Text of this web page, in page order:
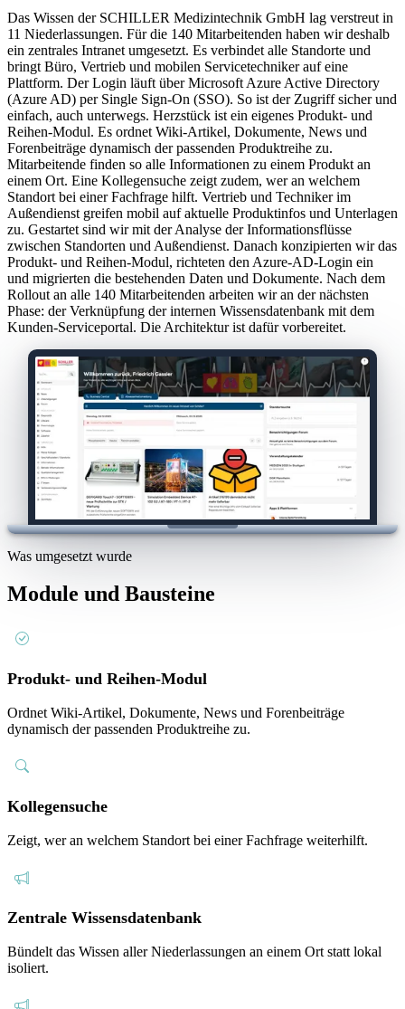
Das Wissen der SCHILLER Medizintechnik GmbH lag verstreut in
11 Niederlassungen. Für die 140 Mitarbeitenden haben wir deshalb
ein zentrales Intranet umgesetzt. Es verbindet alle Standorte und
bringt Büro, Vertrieb und mobilen Servicetechniker auf eine
Plattform. Der Login läuft über Microsoft Azure Active Directory
(Azure AD) per Single Sign-On (SSO). So ist der Zugriff sicher und
einfach, auch unterwegs. Herzstück ist ein eigenes Produkt- und
Reihen-Modul. Es ordnet Wiki-Artikel, Dokumente, News und
Forenbeiträge dynamisch der passenden Produktreihe zu.
Mitarbeitende finden so alle Informationen zu einem Produkt an
einem Ort. Eine Kollegensuche zeigt zudem, wer an welchem
Standort bei einer Fachfrage hilft. Vertrieb und Techniker im
Außendienst greifen mobil auf aktuelle Produktinfos und Unterlagen
zu. Gestartet sind wir mit der Analyse der Informationsflüsse
zwischen Standorten und Außendienst. Danach konzipierten wir das
Produkt- und Reihen-Modul, richteten den Azure-AD-Login ein
und migrierten die bestehenden Daten und Dokumente. Nach dem
Rollout an alle 140 Mitarbeitenden arbeiten wir an der nächsten
Phase: der Verknüpfung der internen Wissensdatenbank mit dem
Kunden-Serviceportal. Die Architektur ist dafür vorbereitet.
Was umgesetzt wurde
Module und Bausteine
Produkt- und Reihen-Modul
Ordnet Wiki-Artikel, Dokumente, News und Forenbeiträge
dynamisch der passenden Produktreihe zu.
Kollegensuche
Zeigt, wer an welchem Standort bei einer Fachfrage weiterhilft.
Zentrale Wissensdatenbank
Bündelt das Wissen aller Niederlassungen an einem Ort statt lokal
isoliert.